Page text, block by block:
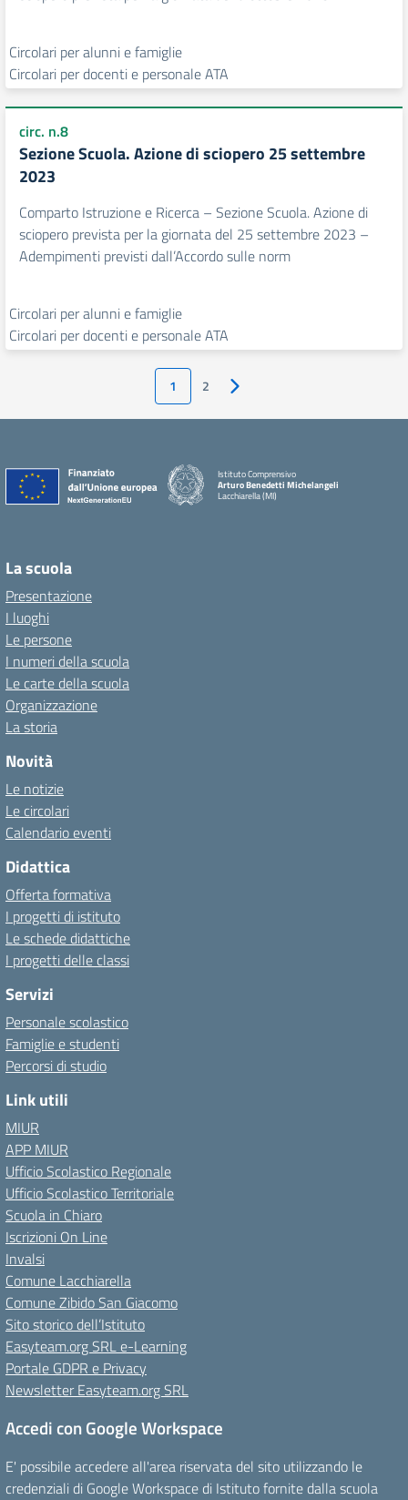
Circolari per alunni e famiglie
Circolari per docenti e personale ATA
circ. n.8
Sezione Scuola. Azione di sciopero 25 settembre
2023
Comparto Istruzione e Ricerca – Sezione Scuola. Azione di
sciopero prevista per la giornata del 25 settembre 2023 –
Adempimenti previsti dall’Accordo sulle norm
Circolari per alunni e famiglie
Circolari per docenti e personale ATA
1 2 Pagina successiva
Istituto Comprensivo
Arturo Benedetti Michelangeli
Lacchiarella (MI)
La scuola
Presentazione
I luoghi
Le persone
I numeri della scuola
Le carte della scuola
Organizzazione
La storia
Novità
Le notizie
Le circolari
Calendario eventi
Didattica
Offerta formativa
I progetti di istituto
Le schede didattiche
I progetti delle classi
Servizi
Personale scolastico
Famiglie e studenti
Percorsi di studio
Link utili
MIUR
APP MIUR
Ufficio Scolastico Regionale
Ufficio Scolastico Territoriale
Scuola in Chiaro
Iscrizioni On Line
Invalsi
Comune Lacchiarella
Comune Zibido San Giacomo
Sito storico dell’Istituto
Easyteam.org SRL e-Learning
Portale GDPR e Privacy
Newsletter Easyteam.org SRL
Accedi con Google Workspace
E' possibile accedere all'area riservata del sito utilizzando le
credenziali di Google Workspace di Istituto fornite dalla scuola